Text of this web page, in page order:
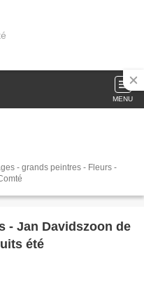
MENU
- grands peintres - Fleurs -
de
été